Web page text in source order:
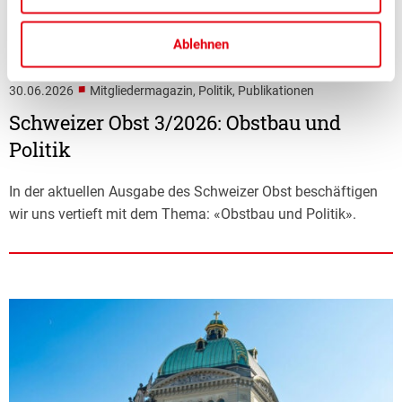
Ablehnen
30.06.2026 ■ Mitgliedermagazin, Politik, Publikationen
Schweizer Obst 3/2026: Obstbau und
Politik
In der aktuellen Ausgabe des Schweizer Obst beschäftigen
wir uns vertieft mit dem Thema: «Obstbau und Politik».